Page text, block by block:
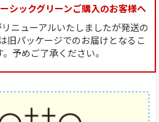
シックグリーンご購入のお客様へ
ニューアルいたしましたが発送の
旧パッケージでのお届けとなるこ
予めご了承ください。